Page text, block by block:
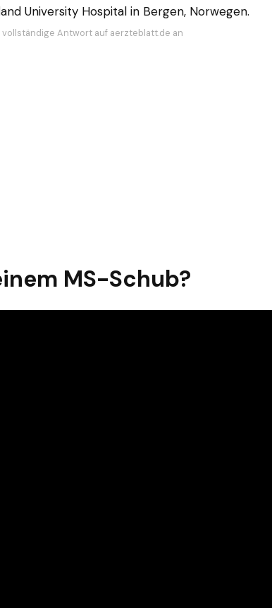
University Hospital in Bergen, Norwegen.
vollständige Antwort auf aerzteblatt.de an
MS-Schub?